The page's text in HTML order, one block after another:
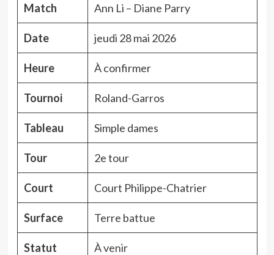
Match Ann Li – Diane Parry
Date jeudi 28 mai 2026
Heure À confirmer
Tournoi Roland-Garros
Tableau Simple dames
Tour 2e tour
Court Court Philippe-Chatrier
Surface Terre battue
Statut À venir